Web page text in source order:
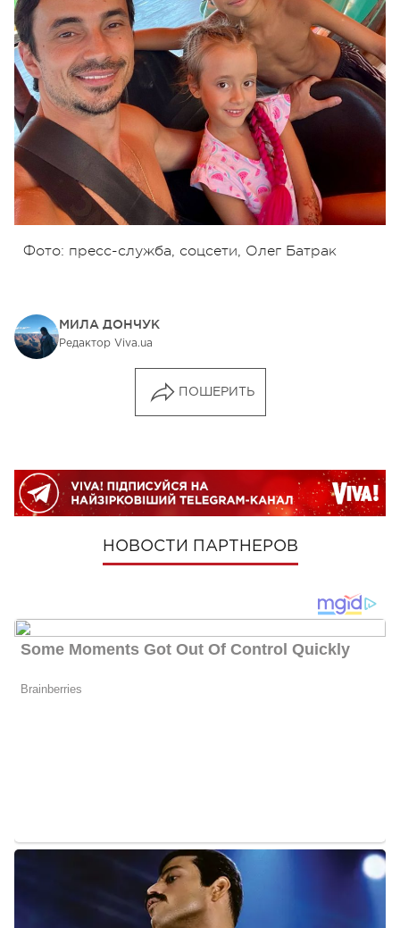
Фото: пресс-служба, соцсети, Олег Батрак
МИЛА ДОНЧУК
Редактор Viva.ua
ПОШЕРИТЬ
НОВОСТИ ПАРТНЕРОВ